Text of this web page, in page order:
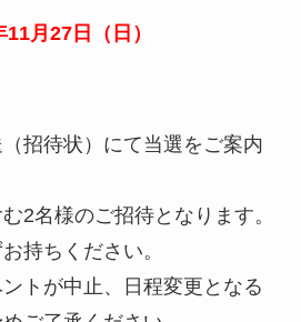
月27日（日）
招待状）にて当選をご案内
2名様のご招待となります。
持ちください。
トが中止、日程変更となる